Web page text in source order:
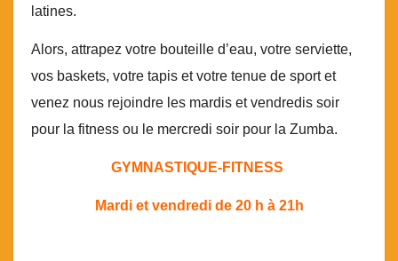
latines.
Alors, attrapez votre bouteille d’eau, votre serviette,
vos baskets, votre tapis et votre tenue de sport et
venez nous rejoindre les mardis et vendredis soir
pour la fitness ou le mercredi soir pour la Zumba.
GYMNASTIQUE-FITNESS
Mardi et vendredi de 20 h à 21h